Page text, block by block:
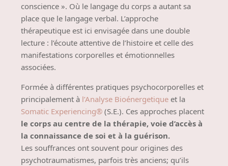
conscience ». Où le langage du corps a autant sa
place que le langage verbal. L’approche
thérapeutique est ici envisagée dans une double
lecture : l’écoute attentive de l’histoire et celle des
manifestations corporelles et émotionnelles
associées.
Formée à différentes pratiques psychocorporelles et
principalement à l’Analyse Bioénergetique et la
Somatic Experiencing® (S.E.). Ces approches placent
le corps au centre de la thérapie, voie d’accès à
la connaissance de soi et à la guérison.
Les souffrances ont souvent pour origines des
psychotraumatismes, parfois très anciens; qu’ils